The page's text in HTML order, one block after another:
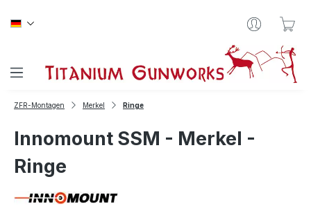
ZFR-Montagen Merkel Ringe
Innomount SSM - Merkel -
Ringe